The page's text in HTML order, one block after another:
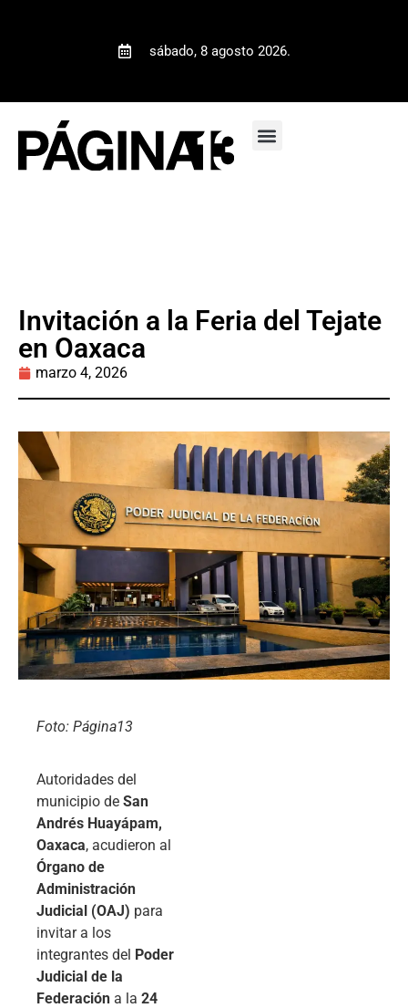
sábado, 8 agosto 2026.
Invitación a la Feria del Tejate
en Oaxaca
marzo 4, 2026
Foto: Página13
Autoridades del
municipio de San
Andrés Huayápam,
Oaxaca, acudieron al
Órgano de
Administración
Judicial (OAJ) para
invitar a los
integrantes del Poder
Judicial de la
Federación a la 24